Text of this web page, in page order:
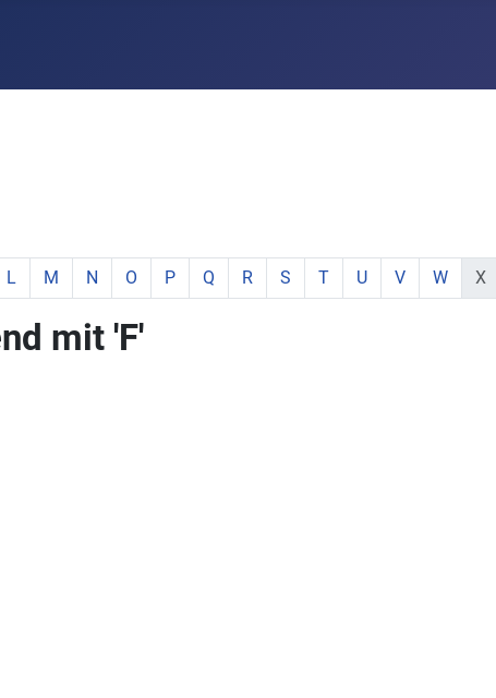
mit Buchstabe:
mit Buchstabe:
Elemente mit Buchstabe:
zeige Elemente mit Buchstabe:
L zeige Elemente mit Buchstabe:
M zeige Elemente mit Buchstabe:
N zeige Elemente mit Buchstabe:
O zeige Elemente mit Buchstabe:
P zeige Elemente mit Buchstabe:
Q zeige Elemente mit Buchstabe:
R zeige Elemente mit Buchstabe:
S zeige Elemente mit
T zeige Elemente mit
U zeige
V zeige
W X
mit 'F'